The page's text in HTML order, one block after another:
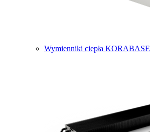
Wymienniki ciepła KORABASE